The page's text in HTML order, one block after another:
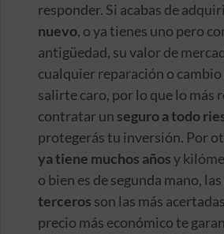
responder. Si acabas de
nuevo, o ya tienes uno pero
antigüedad, su valor de
cualquier reparación o cambio
salirte caro, por lo que lo más
contratar un seguro a todo
protegerás tu inversión. Por
ya tiene muchos añosy
o bien es de segunda mano, las
terceros son las más
precio más económico te